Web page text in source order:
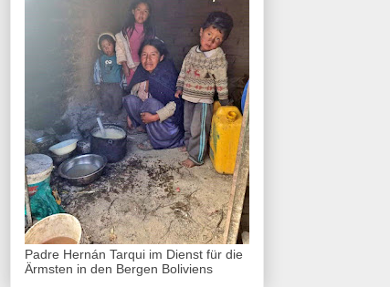
Padre Hernán Tarqui im Dienst für die
Ärmsten in den Bergen Boliviens